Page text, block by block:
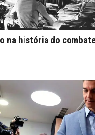
na história do